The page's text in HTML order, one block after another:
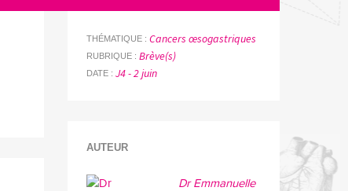
THÉMATIQUE Cancers œsogastriques
RUBRIQUE Brève(s)
DATE J4 - 2 juin
AUTEUR
Dr Emmanuelle